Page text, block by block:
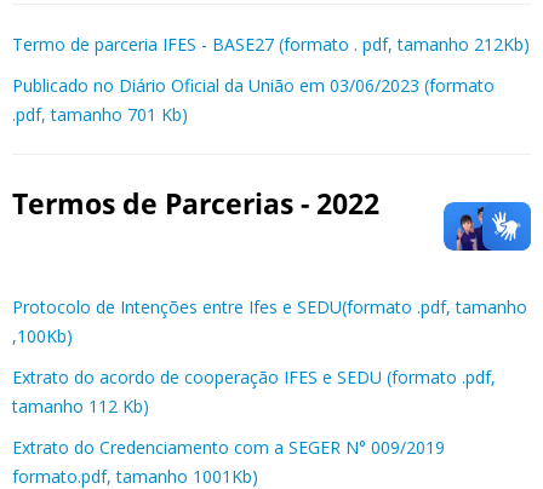
Termo de parceria IFES - BASE27 (formato . pdf, tamanho 212Kb)
Publicado no Diário Oficial da União em 03/06/2023 (formato
.pdf, tamanho 701 Kb)
Termos de Parcerias - 2022
Protocolo de Intenções entre Ifes e SEDU(formato .pdf, tamanho
,100Kb)
Extrato do acordo de cooperação IFES e SEDU (formato .pdf,
tamanho 112 Kb)
Extrato do Credenciamento com a SEGER N° 009/2019
formato.pdf, tamanho 1001Kb)